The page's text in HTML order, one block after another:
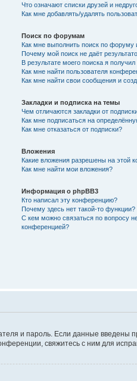
Что означают списки друзей и
Как мне добавлять/удалять
Поиск по форумам
Как мне выполнить поиск по
Почему мой поиск не даёт
В результате моего поиска я
Как мне найти пользователя
Как мне найти свои сообщения и
Закладки и подписка на темы
Чем отличаются закладки от
Как мне подписаться на
Как мне отказаться от подписки?
Вложения
Какие вложения разрешены на этой
Как мне найти мои вложения?
Информация о phpBB3
Кто написал эту конференцию?
Почему здесь нет такой-то функции?
С кем можно связаться по вопросу
конференцией?
и пароль. Если данные
свяжитесь с ним для